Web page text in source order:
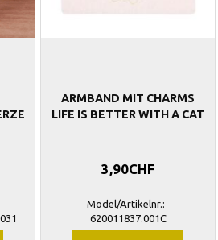
ARMBAND MIT CHARMS
LIFE IS BETTER WITH A CAT
3,90CHF
Model/Artikelnr.:
620011837.001C